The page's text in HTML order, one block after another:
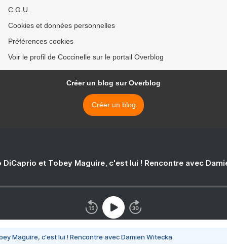
C.G.U.
Cookies et données personnelles
Préférences cookies
Voir le profil de Coccinelle sur le portail Overblog
Créer un blog sur Overblog
Créer un blog
DiCaprio et Tobey Maguire, c'est lui ! Rencontre avec
Maguire, c'est lui ! Rencontre avec Damien Witecka